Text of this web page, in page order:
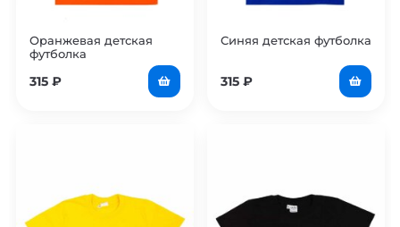
Оранжевая детская
футболка
315 ₽
Синяя детская футболка
315 ₽